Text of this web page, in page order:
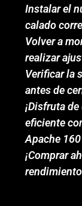
Instalar el
calado
Volver a
realizar
Verificar la
antes de
¡Disfruta
eficiente
Apache
¡Comprar